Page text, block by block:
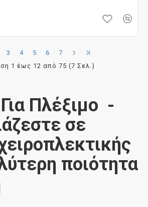
3 4 5 6
7
1 έως 12 από 75 (7 Σελ.)
Πλέξιμο -
σε
ποιότητα